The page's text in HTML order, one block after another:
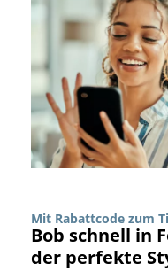
Mit Rabattcode zum
Bob schnell in
der perfekte